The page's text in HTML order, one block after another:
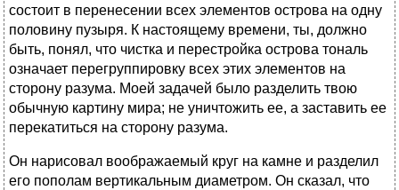
состоит в перенесении всех элементов острова на одну
половину пузыря. К настоящему времени, ты, должно
быть, понял, что чистка и перестройка острова тональ
означает перегруппировку всех этих элементов на
сторону разума. Моей задачей было разделить твою
обычную картину мира; не уничтожить ее, а заставить ее
перекатиться на сторону разума.
Он нарисовал воображаемый круг на камне и разделил
его пополам вертикальным диаметром. Он сказал, что